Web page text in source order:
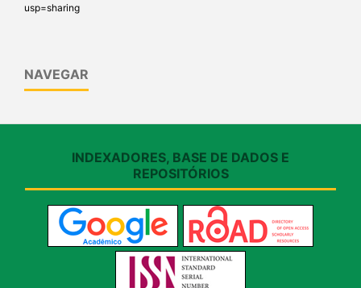
usp=sharing
NAVEGAR
INDEXADORES, BASE DE DADOS E
REPOSITÓRIOS